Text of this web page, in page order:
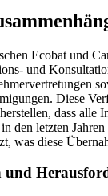
Ecobat und
und
Diese
dass alle
den letzten
was diese